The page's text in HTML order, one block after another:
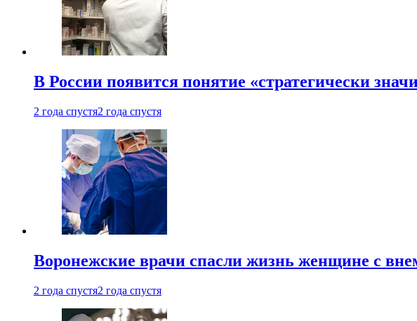
В России появится понятие «стратегически
2 года спустя2 года спустя
Воронежские врачи спасли жизнь женщине с
2 года спустя2 года спустя